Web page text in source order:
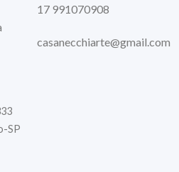
SP
17 991070908
casanecchiarte@gmail.com